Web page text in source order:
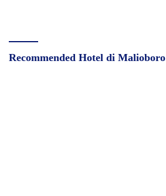
Recommended Hotel di Malioboro